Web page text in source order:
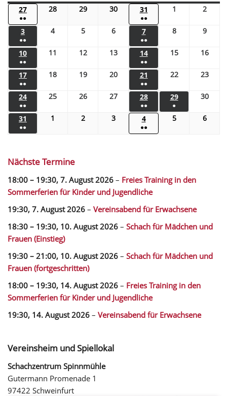
27
●●
28 29 30 31
●●
1 2
3
●●
4 5 6 7
●●
8 9
10
●●
11 12 13 14
●●
15 16
17
●●
18 19 20 21
●●
22 23
24
●●
25 26 27 28
●●
29
●
30
31
●●
1 2 3 4
●●
5 6
Nächste Termine
18:00 – 19:30, 7. August 2026 – Freies Training in den
Sommerferien für Kinder und Jugendliche
19:30, 7. August 2026 – Vereinsabend für Erwachsene
18:30 – 19:30, 10. August 2026 – Schach für Mädchen und
Frauen (Einstieg)
19:30 – 21:00, 10. August 2026 – Schach für Mädchen und
Frauen (fortgeschritten)
18:00 – 19:30, 14. August 2026 – Freies Training in den
Sommerferien für Kinder und Jugendliche
19:30, 14. August 2026 – Vereinsabend für Erwachsene
Vereinsheim und Spiellokal
Schachzentrum Spinnmühle
Gutermann Promenade 1
97422 Schweinfurt